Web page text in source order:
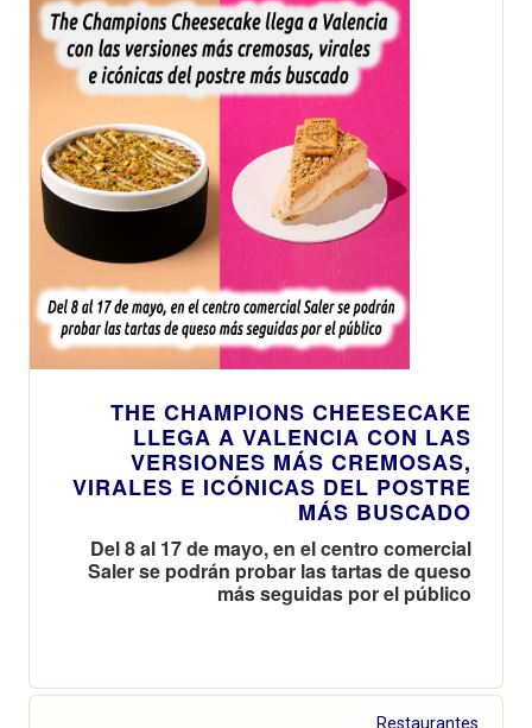
THE CHAMPIONS CHEESECAKE
LLEGA A VALENCIA CON LAS
VERSIONES MÁS CREMOSAS,
VIRALES E ICÓNICAS DEL POSTRE
MÁS BUSCADO
Del 8 al 17 de mayo, en el centro comercial
Saler se podrán probar las tartas de queso
más seguidas por el público
Restaurantes